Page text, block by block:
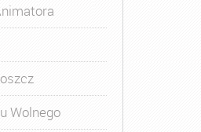
Wolnego